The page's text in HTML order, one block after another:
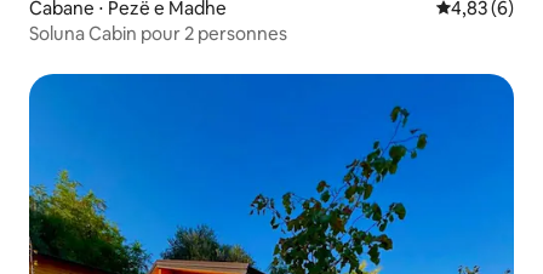
Cabane ⋅ Pezë e Madhe Évaluation
4,83 (6)
Soluna Cabin pour 2 personnes